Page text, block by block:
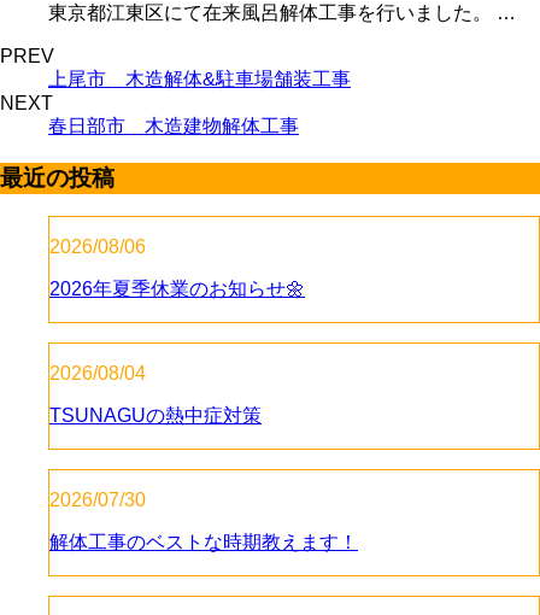
東京都江東区にて在来風呂解体工事を行いました。 …
PREV
上尾市 木造解体&駐車場舗装工事
NEXT
春日部市 木造建物解体工事
最近の投稿
2026/08/06
2026年夏季休業のお知らせ🌼
2026/08/04
TSUNAGUの熱中症対策
2026/07/30
解体工事のベストな時期教えます！